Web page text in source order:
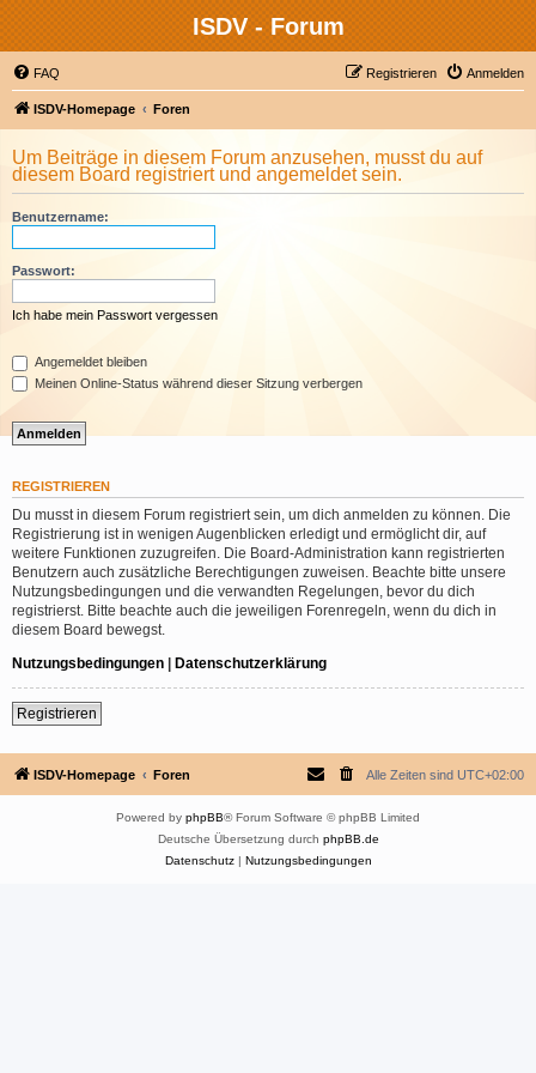
ISDV - Forum
FAQ Anmelden
Registrieren
ISDV-Homepage Foren
Um Beiträge in diesem Forum anzusehen, musst du auf
diesem Board registriert und angemeldet sein.
Benutzername:
Passwort:
Ich habe mein Passwort vergessen
Angemeldet bleiben
Meinen Online-Status während dieser Sitzung verbergen
REGISTRIEREN
Du musst in diesem Forum registriert sein, um dich anmelden zu können. Die
Registrierung ist in wenigen Augenblicken erledigt und ermöglicht dir, auf
weitere Funktionen zuzugreifen. Die Board-Administration kann registrierten
Benutzern auch zusätzliche Berechtigungen zuweisen. Beachte bitte unsere
Nutzungsbedingungen und die verwandten Regelungen, bevor du dich
registrierst. Bitte beachte auch die jeweiligen Forenregeln, wenn du dich in
diesem Board bewegst.
Nutzungsbedingungen | Datenschutzerklärung
Registrieren
ISDV-Homepage Foren Alle Zeiten sind UTC+02:00
Powered by phpBB® Forum Software © phpBB Limited
Deutsche Übersetzung durch phpBB.de
Datenschutz| Nutzungsbedingungen